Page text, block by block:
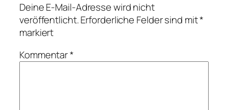
Deine E-Mail-Adresse wird nicht
veröffentlicht.Erforderliche Felder sind mit*
markiert
Kommentar*